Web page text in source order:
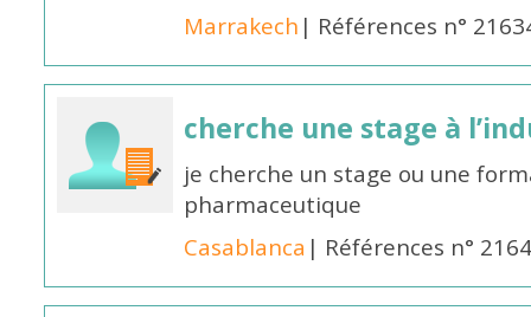
Marrakech | Références n°
cherche une stage à
je cherche un stage ou une
pharmaceutique
Casablanca | Références n°